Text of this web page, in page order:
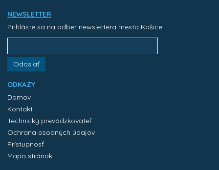
NEWSLETTER
Prihláste sa na odber newslettera mesta Košice:
Odoslať
ODKAZY
Domov
Kontakt
Technický prevádzkovateľ
Ochrana osobných údajov
Prístupnosť
Mapa stránok